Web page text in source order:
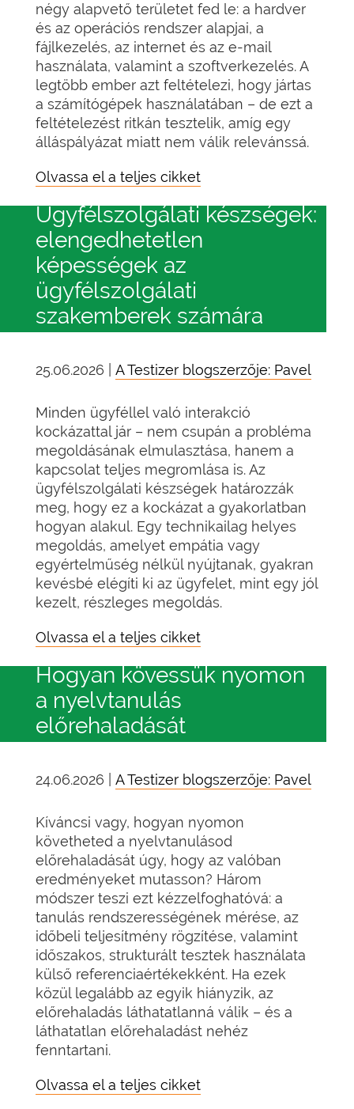
négy alapvető területet fed le: a hardver
és az operációs rendszer alapjai, a
fájlkezelés, az internet és az e-mail
használata, valamint a szoftverkezelés. A
legtöbb ember azt feltételezi, hogy jártas
a számítógépek használatában – de ezt a
feltételezést ritkán tesztelik, amíg egy
álláspályázat miatt nem válik relevánssá.
Olvassa el a teljes cikket
Ügyfélszolgálati készségek:
elengedhetetlen
képességek az
ügyfélszolgálati
szakemberek számára
25.06.2026 | A Testizer blogszerzője: Pavel
Minden ügyféllel való interakció
kockázattal jár – nem csupán a probléma
megoldásának elmulasztása, hanem a
kapcsolat teljes megromlása is. Az
ügyfélszolgálati készségek határozzák
meg, hogy ez a kockázat a gyakorlatban
hogyan alakul. Egy technikailag helyes
megoldás, amelyet empátia vagy
egyértelműség nélkül nyújtanak, gyakran
kevésbé elégíti ki az ügyfelet, mint egy jól
kezelt, részleges megoldás.
Olvassa el a teljes cikket
Hogyan kövessük nyomon
a nyelvtanulás
előrehaladását
24.06.2026 | A Testizer blogszerzője: Pavel
Kíváncsi vagy, hogyan nyomon
követheted a nyelvtanulásod
előrehaladását úgy, hogy az valóban
eredményeket mutasson? Három
módszer teszi ezt kézzelfoghatóvá: a
tanulás rendszerességének mérése, az
időbeli teljesítmény rögzítése, valamint
időszakos, strukturált tesztek használata
külső referenciaértékekként. Ha ezek
közül legalább az egyik hiányzik, az
előrehaladás láthatatlanná válik – és a
láthatatlan előrehaladást nehéz
fenntartani.
Olvassa el a teljes cikket